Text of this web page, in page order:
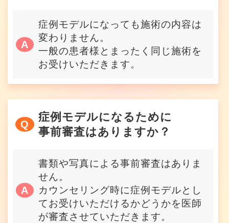
症例モデルになっても施術の内容は
変わりません。
一般の患者様とまったく同じ施術を
お受けいただきます。
症例モデルになるために
事前審査はありますか？
書類や写真による事前審査はありま
せん。
カウンセリング時に症例モデルとし
てお受けいただけるかどうかを医師
が審査させていただきます。